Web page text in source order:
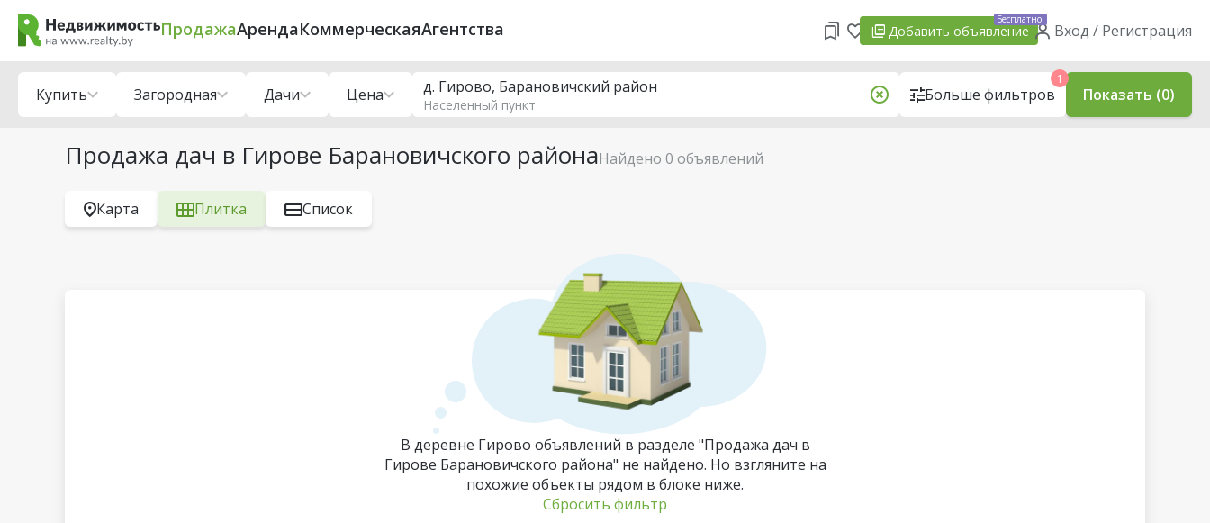
ПродажаАрендаКоммерческаяАгентства Добавить объявление
Бесплатно!
Вход / Регистрация
Продажа дач в Гирове Барановичского районаНайдено 0 объявлений
Купить Загородная Дачи Цена д. Гирово, Барановичский район
Населенный пункт Больше фильтров
1
Показать (0)
Карта Плитка Список
В деревне Гирово объявлений в разделе "Продажа дач в
Гирове Барановичского района" не найдено. Но взгляните на
похожие объекты рядом в блоке ниже.
Сбросить фильтр